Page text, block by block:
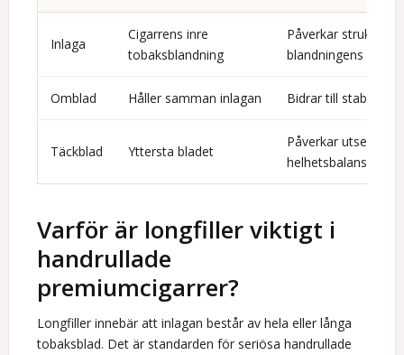
Inlaga
Cigarrens inre
tobaksblandning
Påverkar struktur,
blandningens
Omblad Håller samman inlagan Bidrar till stabilitet,
Täckblad Yttersta bladet
Påverkar
helhetsbalans
Varför är longfiller viktigt i
handrullade
premiumcigarrer?
Longfiller innebär att inlagan består av hela eller långa
tobaksblad. Det är standarden för seriösa handrullade